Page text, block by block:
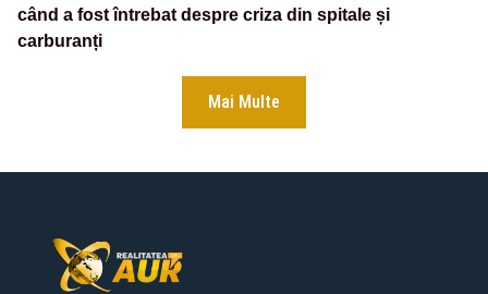
când a fost întrebat despre criza din spitale și
carburanți
Mai Multe